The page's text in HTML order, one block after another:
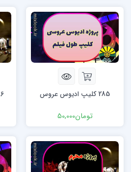
285 کلیپ ادیوس عروس
تومان50,000
286